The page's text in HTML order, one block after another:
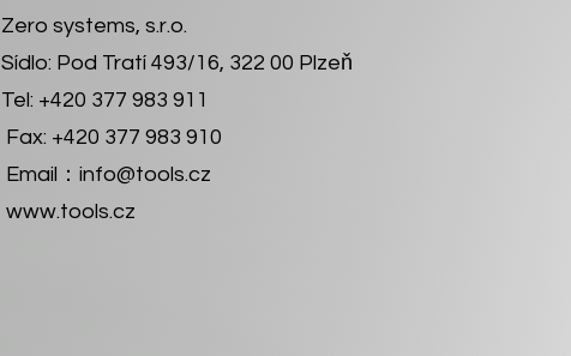
Zero systems, s.r.o.
Sídlo: Pod Tratí 493/16, 322 00 Plzeň
Tel: +420 377 983 911
Fax: +420 377 983 910
Email： info@tools.cz
www.tools.cz